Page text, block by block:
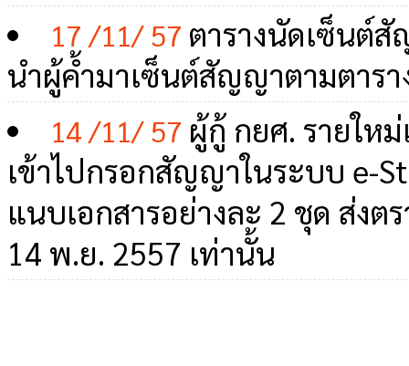
17 /11/ 57 ตารางนัดเซ็นต์สั
นำผู้ค้ำมาเซ็นต์สัญญาตามตาร
14 /11/ 57 ผู้กู้ กยศ. รายให
เข้าไปกรอกสัญญาในระบบ e-
แนบเอกสารอย่างละ 2 ชุด ส่ง
14 พ.ย. 2557 เท่านั้น